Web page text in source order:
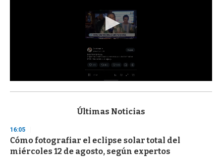
s
d
s
o
f
Últimas Noticias
16:05
Cómo fotografiar el eclipse solar total del
miércoles 12 de agosto, según expertos